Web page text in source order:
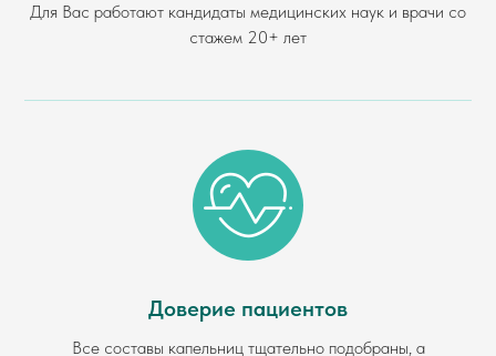
Для Вас работают кандидаты медицинских наук и врачи со
стажем 20+ лет
Доверие пациентов
Все составы капельниц тщательно подобраны, а